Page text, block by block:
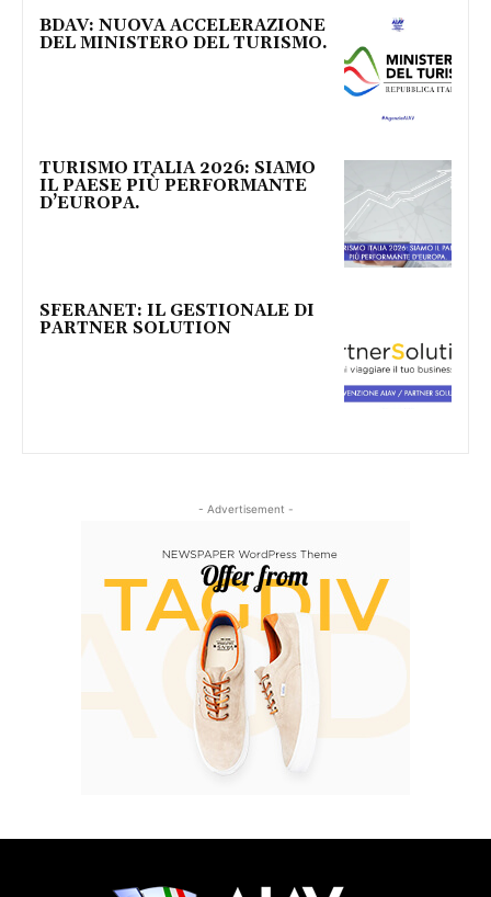
BDAV: NUOVA ACCELERAZIONE
DEL MINISTERO DEL TURISMO.
TURISMO ITALIA 2026: SIAMO
IL PAESE PIÙ PERFORMANTE
D’EUROPA.
SFERANET: IL GESTIONALE DI
PARTNER SOLUTION
- Advertisement -